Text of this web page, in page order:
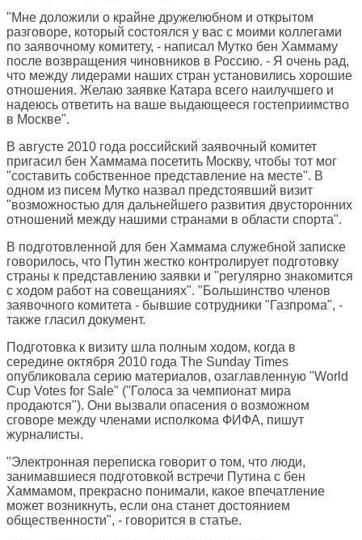
"Мне доложили о крайне дружелюбном и открытом
разговоре, который состоялся у вас с моими коллегами
по заявочному комитету, - написал Мутко бен Хаммаму
после возвращения чиновников в Россию. - Я очень рад,
что между лидерами наших стран установились хорошие
отношения. Желаю заявке Катара всего наилучшего и
надеюсь ответить на ваше выдающееся гостеприимство
в Москве".
В августе 2010 года российский заявочный комитет
пригасил бен Хаммама посетить Москву, чтобы тот мог
"составить собственное представление на месте". В
одном из писем Мутко назвал предстоявший визит
"возможностью для дальнейшего развития двусторонних
отношений между нашими странами в области спорта".
В подготовленной для бен Хаммама служебной записке
говорилось, что Путин жестко контролирует подготовку
страны к представлению заявки и "регулярно знакомится
с ходом работ на совещаниях". "Большинство членов
заявочного комитета - бывшие сотрудники "Газпрома", -
также гласил документ.
Подготовка к визиту шла полным ходом, когда в
середине октября 2010 года The Sunday Times
опубликовала серию материалов, озаглавленную "World
Cup Votes for Sale" ("Голоса за чемпионат мира
продаются"). Они вызвали опасения о возможном
сговоре между членами исполкома ФИФА, пишут
журналисты.
"Электронная переписка говорит о том, что люди,
занимавшиеся подготовкой встречи Путина с бен
Хаммамом, прекрасно понимали, какое впечатление
может возникнуть, если она станет достоянием
общественности", - говорится в статье.